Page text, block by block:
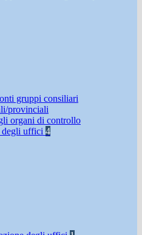
gruppi consiliari
provinciali
organi di controllo
uffici 4